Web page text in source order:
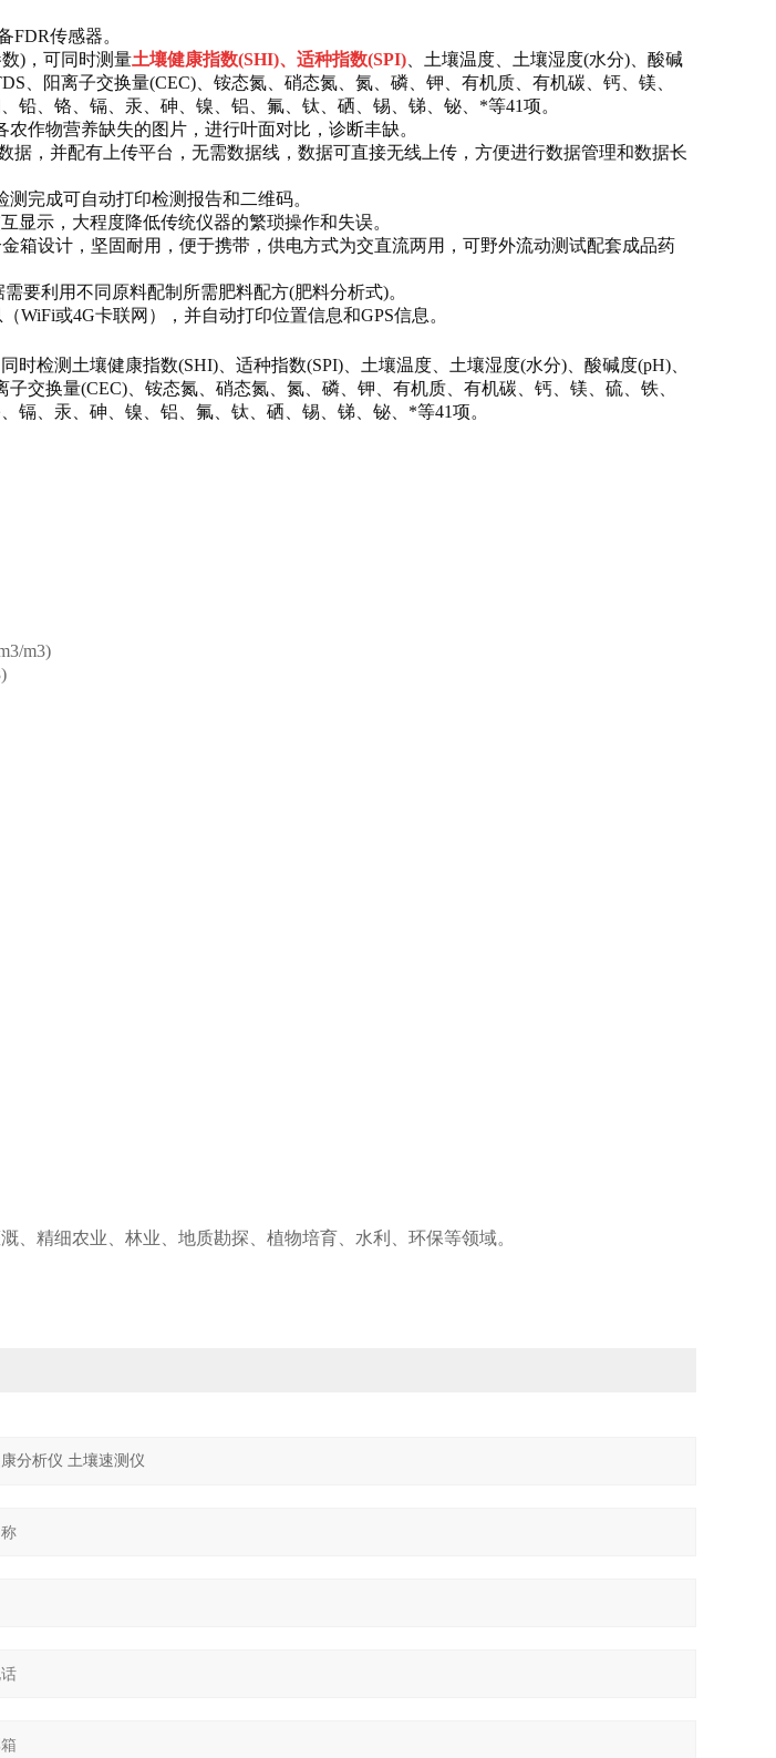
FDR传感器。
)，可同时测量土壤健康指数(SHI)、适种指数(SPI) 、土壤温度、土壤湿度(水分)、酸碱
、阳离子交换量(CEC)、 铵态氮、硝态氮、 氮、磷、钾、有机质、有机碳、钙、镁、
铅、铬、镉、汞、砷、镍、铝、氟、钛、硒、 锡、锑、铋、*等41项。
作物营养缺失的图片，进行叶面对比，诊断丰缺。
据，并配有上传平台，无需数据线，数据可直接无线上传，方便进行数据管理和数据长
完成可自动打印检测报告和二维码。
显示，大程度降低传统仪器的繁琐操作和失误。
箱设计，坚固耐用，便于携带，供电方式为交直流两用，可野外流动测试配套成品药
要利用不同原料配制所需肥料配方(肥料分析式)。
WiFi或4G卡联网），并自动打印位置信息和GPS信息。
时检测土壤健康指数(SHI)、适种指数(SPI)、土壤温度、土壤湿度(水分)、酸碱度(pH)、
交换量(CEC)、 铵态氮、硝态氮、 氮、磷、钾、有机质、有机碳、钙、镁、硫、铁、
镉、汞、砷、镍、铝、氟、钛、硒、 锡、锑、铋、*等41项。
m3)
、精细农业、林业、地质勘探、植物培育、水利、环保等领域。